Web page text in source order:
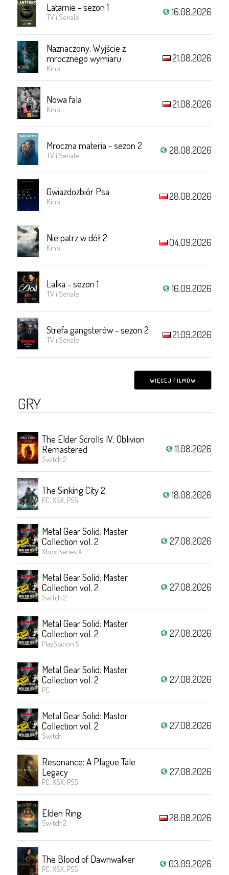
Latarnie - sezon 1
TV i Seriale 16.08.2026
Naznaczony: Wyjście z
mrocznego wymiaru
Kino
21.08.2026
Nowa fala
Kino 21.08.2026
Mroczna materia - sezon 2
TV i Seriale 28.08.2026
Gwiazdozbiór Psa
Kino 28.08.2026
Nie patrz w dół 2
Kino 04.09.2026
Lalka - sezon 1
TV i Seriale 16.09.2026
Strefa gangsterów - sezon 2
TV i Seriale 21.09.2026
WIĘCEJ FILMÓW
GRY
The Elder Scrolls IV: Oblivion
Remastered
Switch 2
11.08.2026
The Sinking City 2
PC, XSX, PS5 18.08.2026
Metal Gear Solid: Master
Collection vol. 2
Xbox Series X
27.08.2026
Metal Gear Solid: Master
Collection vol. 2
Switch 2
27.08.2026
Metal Gear Solid: Master
Collection vol. 2
PlayStation 5
27.08.2026
Metal Gear Solid: Master
Collection vol. 2
PC
27.08.2026
Metal Gear Solid: Master
Collection vol. 2
Switch
27.08.2026
Resonance: A Plague Tale
Legacy
PC, XSX, PS5
27.08.2026
Elden Ring
Switch 2 28.08.2026
The Blood of Dawnwalker
PC, XSX, PS5 03.09.2026